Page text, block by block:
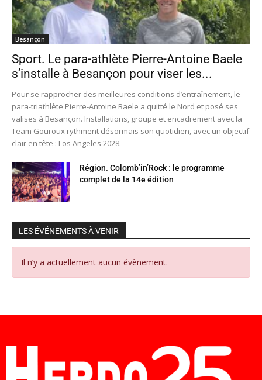
Besançon
Sport. Le para-athlète Pierre-Antoine Baele
s’installe à Besançon pour viser les...
Pour se rapprocher des meilleures conditions d’entraînement, le
para-triathlète Pierre-Antoine Baele a quitté le Nord et posé ses
valises à Besançon. Installations, groupe et encadrement avec la
Team Gouroux rythment désormais son quotidien, avec un objectif
clair en tête : Los Angeles 2028.
Région. Colomb’in’Rock : le programme
complet de la 14e édition
LES ÉVÉNEMENTS À VENIR
Il n’y a actuellement aucun évènement.